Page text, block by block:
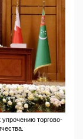
торгово-